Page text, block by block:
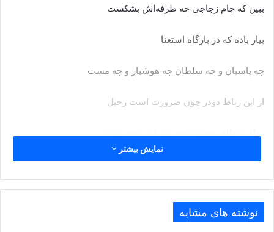
ببین که جام زجاجی چه طرفه‌اش بشکست
بیار باده که در بارگاه استغنا
چه پاسبان و چه سلطان چه هوشیار و چه مست
از این رباط دودر چون ضرورت است رحیل
مقام عیش میسر نمی‌شود بی‌رنج
به هست و نیست مرنجان ضمیر و خوش می‌باش
نمایش بیشتر
نوشته های مشابه